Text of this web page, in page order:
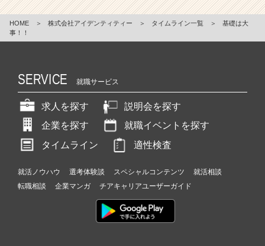
HOME ＞ 株式会社アイデンティティー ＞ タイムライン一覧 ＞
基礎は大
事！！
SERVICE 就職サービス
求人を探す
説明会を探す
企業を探す
就職イベントを探す
タイムライン
適性検査
就活ノウハウ 選考体験談 スペシャルコンテンツ
就活相談
転職相談
企業マンガ チアキャリアユーザーガイド